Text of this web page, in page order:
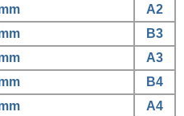
A2
B3
A3
B4
A4